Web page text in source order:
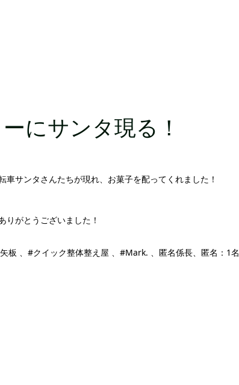
にサンタ現る！
サンタさんたちが現れ、お菓子を配ってくれました！
りがとうございました！
板 、#クイック整体整え屋 、#Mark. 、匿名係長、匿名：1名